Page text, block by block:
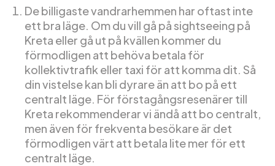
De billigaste vandrarhemmen har oftast inte
ett bra läge. Om du vill gå på sightseeing på
Kreta eller gå ut på kvällen kommer du
förmodligen att behöva betala för
kollektivtrafik eller taxi för att komma dit. Så
din vistelse kan bli dyrare än att bo på ett
centralt läge. För förstagångsresenärer till
Kreta rekommenderar vi ändå att bo centralt,
men även för frekventa besökare är det
förmodligen värt att betala lite mer för ett
centralt läge.